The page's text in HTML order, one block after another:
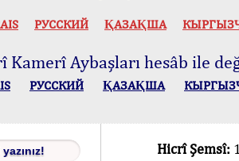
РУССКИЙ ҚАЗАҚША
Kamerî Aybaşları hesâb ile
РУССКИЙ ҚАЗАҚША
Hicrî Şemsî: